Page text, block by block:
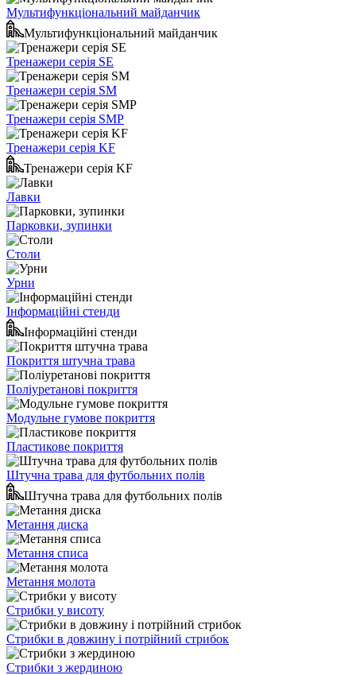
Мультифункціональний майданчик
Мультифункціональний майданчик
Тренажери серія SE
Тренажери серія SM
Тренажери серія SMP
Тренажери серія KF
Тренажери серія KF
Лавки
Парковки, зупинки
Столи
Урни
Інформаційні стенди
Інформаційні стенди
Покриття штучна трава
Поліуретанові покриття
Модульне гумове покриття
Пластикове покриття
Штучна трава для футбольних полів
Штучна трава для футбольних полів
Метання диска
Метання списа
Метання молота
Стрибки у висоту
Стрибки в довжину і потрійний стрибок
Стрибки з жердиною